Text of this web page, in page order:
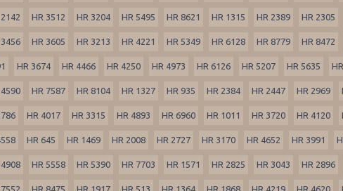
HR 3512 HR 3204 HR 5495 HR 8621 HR 1315 HR 2389 HR 2305
HR 3605 HR 3213 HR 4221 HR 5349 HR 6128 HR 8779 HR 8472
HR 3674 HR 4466 HR 4250 HR 4973 HR 6126 HR 5207 HR 5635
HR 7587 HR 8104 HR 1327 HR 935 HR 2384 HR 2447 HR 2969
HR 4017 HR 3315 HR 4893 HR 6960 HR 1011 HR 3720 HR 4120
HR 645 HR 1469 HR 2008 HR 2727 HR 3170 HR 4652 HR 3991
HR 5558 HR 5390 HR 7703 HR 1571 HR 2825 HR 3043 HR 2896
HR 8475 HR 1917 HR 513 HR 1364 HR 1868 HR 4219 HR 4620